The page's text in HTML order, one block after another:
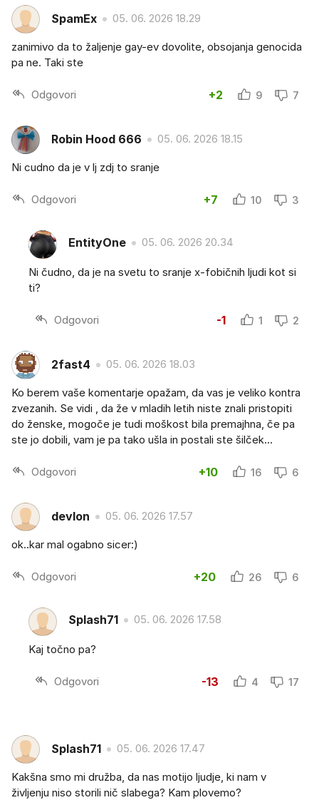
SpamEx 05. 06. 2026 18.29
zanimivo da to žaljenje gay-ev dovolite, obsojanja genocida
pa ne. Taki ste
Odgovori +2 9 7
Robin Hood 666 05. 06. 2026 18.15
Ni cudno da je v lj zdj to sranje
Odgovori +7 10 3
EntityOne 05. 06. 2026 20.34
Ni čudno, da je na svetu to sranje x-fobičnih ljudi kot si
ti?
Odgovori -1 1 2
2fast4 05. 06. 2026 18.03
Ko berem vaše komentarje opažam, da vas je veliko kontra
zvezanih. Se vidi , da že v mladih letih niste znali pristopiti
do ženske, mogoče je tudi moškost bila premajhna, če pa
ste jo dobili, vam je pa tako ušla in postali ste šilček...
Odgovori +10 16 6
devlon 05. 06. 2026 17.57
ok..kar mal ogabno sicer:)
Odgovori +20 26 6
Splash71 05. 06. 2026 17.58
Kaj točno pa?
Odgovori -13 4 17
Splash71 05. 06. 2026 17.47
Kakšna smo mi družba, da nas motijo ljudje, ki nam v
življenju niso storili nič slabega? Kam plovemo?